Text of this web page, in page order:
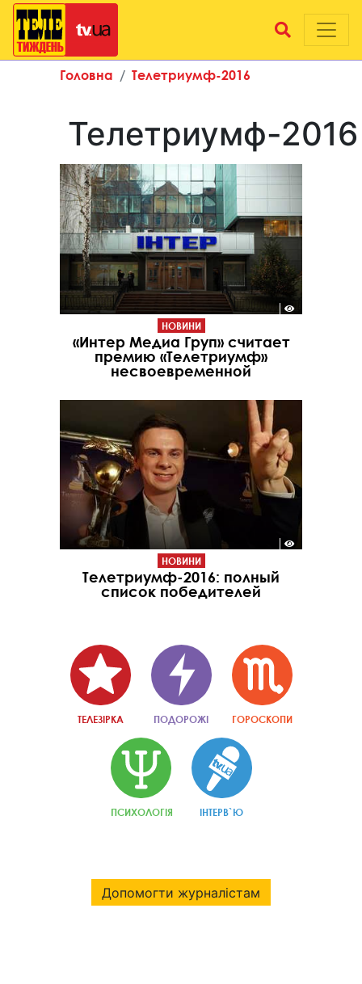
Головна Телетриумф-2016
Телетриумф-2016
НОВИНИ
«Интер Mедиа Груп» считает
премию «Телетриумф»
несвоевременной
НОВИНИ
Телетриумф-2016: полный
список победителей
ТЕЛЕЗІРКА ПОДОРОЖІ ГОРОСКОПИ
ПСИХОЛОГІЯ ІНТЕРВ`Ю
Допомогти журналістам